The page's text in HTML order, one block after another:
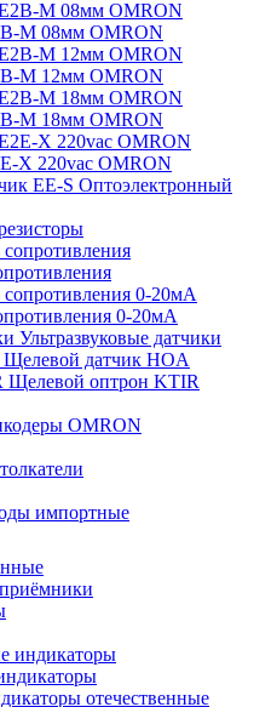
M 08мм OMRON
M 12мм OMRON
M 18мм OMRON
X 220vac OMRON
Оптоэлектронный
0-20мА
Ультразвуковые датчики
Щелевой датчик HOA
Щелевой оптрон KTIR
OMRON
импортные